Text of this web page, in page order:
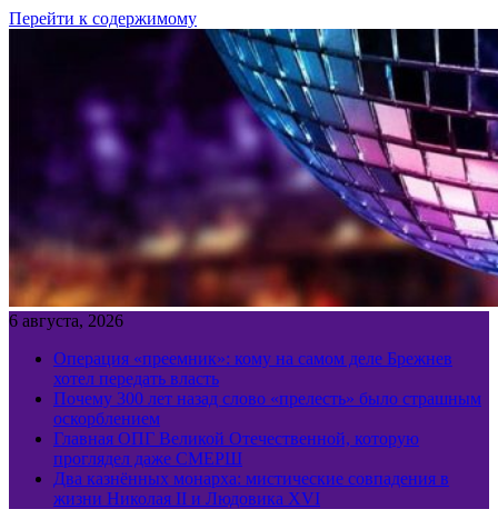
Перейти к содержимому
6 августа, 2026
Операция «преемник»: кому на самом деле Брежнев
хотел передать власть
Почему 300 лет назад слово «прелесть» было страшным
оскорблением
Главная ОПГ Великой Отечественной, которую
проглядел даже СМЕРШ
Два казнённых монарха: мистические совпадения в
жизни Николая II и Людовика XVI